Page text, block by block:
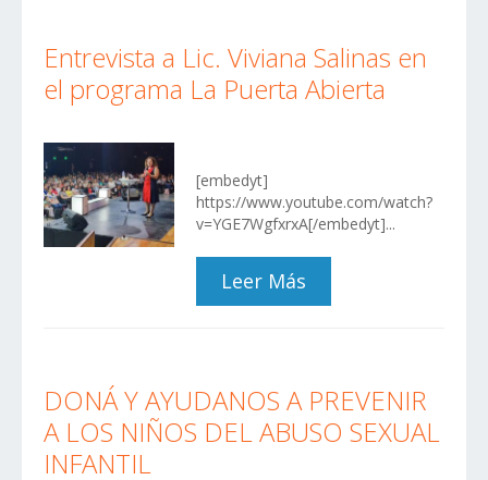
Entrevista a Lic. Viviana Salinas en
el programa La Puerta Abierta
[embedyt]
https://www.youtube.com/watch?
v=YGE7WgfxrxA[/embedyt]...
Leer Más
DONÁ Y AYUDANOS A PREVENIR
A LOS NIÑOS DEL ABUSO SEXUAL
INFANTIL